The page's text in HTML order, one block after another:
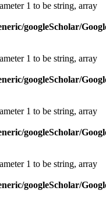
1 to be string, array
googleScholar/
1 to be string, array
googleScholar/
1 to be string, array
googleScholar/
1 to be string, array
googleScholar/